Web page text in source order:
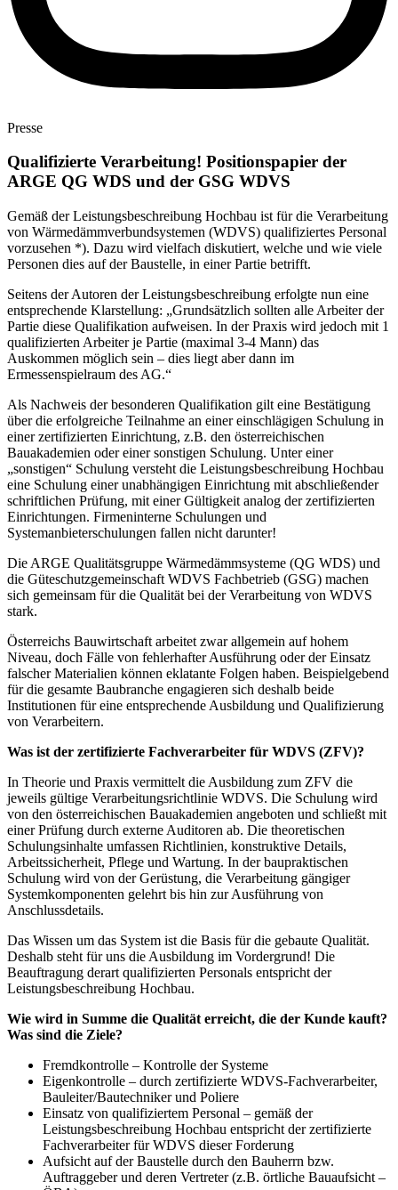
Presse
Qualifizierte Verarbeitung! Positionspapier der
ARGE QG WDS und der GSG WDVS
Gemäß der Leistungsbeschreibung Hochbau ist für die Verarbeitung
von Wärmedämmverbundsystemen (WDVS) qualifiziertes Personal
vorzusehen *). Dazu wird vielfach diskutiert, welche und wie viele
Personen dies auf der Baustelle, in einer Partie betrifft.
Seitens der Autoren der Leistungsbeschreibung erfolgte nun eine
entsprechende Klarstellung: „Grundsätzlich sollten alle Arbeiter der
Partie diese Qualifikation aufweisen. In der Praxis wird jedoch mit 1
qualifizierten Arbeiter je Partie (maximal 3-4 Mann) das
Auskommen möglich sein – dies liegt aber dann im
Ermessenspielraum des AG.“
Als Nachweis der besonderen Qualifikation gilt eine Bestätigung
über die erfolgreiche Teilnahme an einer einschlägigen Schulung in
einer zertifizierten Einrichtung, z.B. den österreichischen
Bauakademien oder einer sonstigen Schulung. Unter einer
„sonstigen“ Schulung versteht die Leistungsbeschreibung Hochbau
eine Schulung einer unabhängigen Einrichtung mit abschließender
schriftlichen Prüfung, mit einer Gültigkeit analog der zertifizierten
Einrichtungen. Firmeninterne Schulungen und
Systemanbieterschulungen fallen nicht darunter!
Die ARGE Qualitätsgruppe Wärmedämmsysteme (QG WDS) und
die Güteschutzgemeinschaft WDVS Fachbetrieb (GSG) machen
sich gemeinsam für die Qualität bei der Verarbeitung von WDVS
stark.
Österreichs Bauwirtschaft arbeitet zwar allgemein auf hohem
Niveau, doch Fälle von fehlerhafter Ausführung oder der Einsatz
falscher Materialien können eklatante Folgen haben. Beispielgebend
für die gesamte Baubranche engagieren sich deshalb beide
Institutionen für eine entsprechende Ausbildung und Qualifizierung
von Verarbeitern.
Was ist der zertifizierte Fachverarbeiter für WDVS (ZFV)?
In Theorie und Praxis vermittelt die Ausbildung zum ZFV die
jeweils gültige Verarbeitungsrichtlinie WDVS. Die Schulung wird
von den österreichischen Bauakademien angeboten und schließt mit
einer Prüfung durch externe Auditoren ab. Die theoretischen
Schulungsinhalte umfassen Richtlinien, konstruktive Details,
Arbeitssicherheit, Pflege und Wartung. In der baupraktischen
Schulung wird von der Gerüstung, die Verarbeitung gängiger
Systemkomponenten gelehrt bis hin zur Ausführung von
Anschlussdetails.
Das Wissen um das System ist die Basis für die gebaute Qualität.
Deshalb steht für uns die Ausbildung im Vordergrund! Die
Beauftragung derart qualifizierten Personals entspricht der
Leistungsbeschreibung Hochbau.
Wie wird in Summe die Qualität erreicht, die der Kunde kauft?
Was sind die Ziele?
Fremdkontrolle – Kontrolle der Systeme
Eigenkontrolle – durch zertifizierte WDVS-Fachverarbeiter,
Bauleiter/Bautechniker und Poliere
Einsatz von qualifiziertem Personal – gemäß der
Leistungsbeschreibung Hochbau entspricht der zertifizierte
Fachverarbeiter für WDVS dieser Forderung
Aufsicht auf der Baustelle durch den Bauherrn bzw.
Auftraggeber und deren Vertreter (z.B. örtliche Bauaufsicht –